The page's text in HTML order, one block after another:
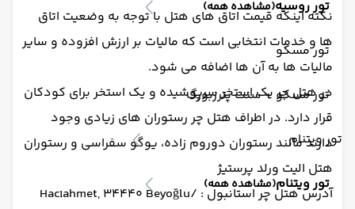
تور روسیه(مشاهده همه)
تور مسکو
تور مسکو + سنت پترزبورگ
تور ویتنام
تور ویتنام(مشاهده همه)
نکته اینکه قیمت اتاق های هتل با توجه به وضعیت اتاق
ها و خدمات انتخابی است که مالیات بر ارزش افزوده و سایر
مالیات ها به آن ها اضافه می شود.
در هتل چر یک استخر سرپوشیده و یک استخر برای کودکان
قرار دارد. در اطراف هتل چر رستوران های زیادی وجود
دارند مانند رستوران دوروم زاده، یوگو سفراسی و رستوران
هتل الیت ورلد پرستیژ
آدرس هتل چر استانبول : Hacıahmet, 34440 Beyoğlu/